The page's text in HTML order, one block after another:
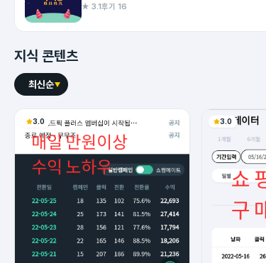
★ 3.1후기 16
지식 콘텐츠
최신순
3.0 3.0